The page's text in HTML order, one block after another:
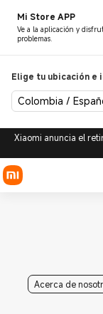
Mi Store APP
Ve a la aplicación y
problemas.
Elige tu ubicación e
Colombia /
Xiaomi anuncia el
Acerca de